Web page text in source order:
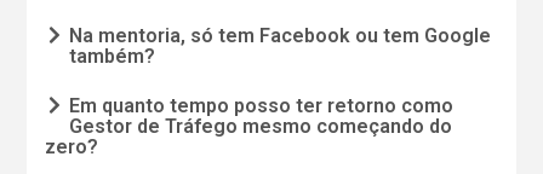
Na mentoria, só tem Facebook ou tem Google
também?
Em quanto tempo posso ter retorno como
Gestor de Tráfego mesmo começando do
zero?